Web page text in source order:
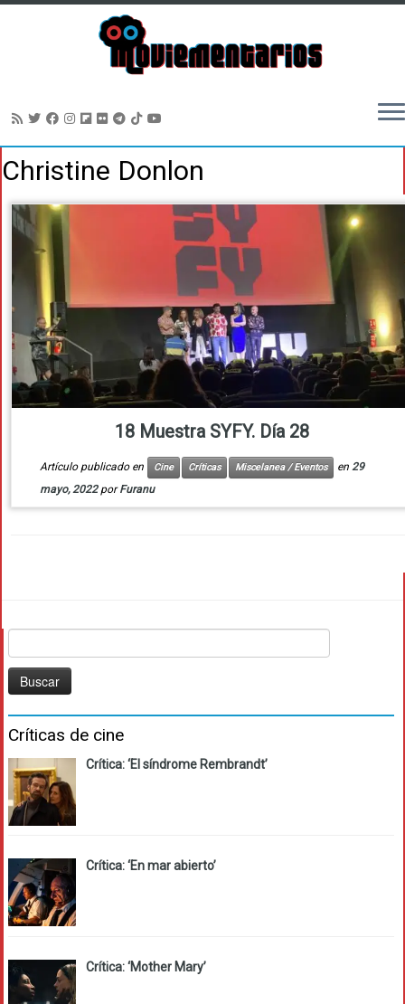
Saltar
alChristine Donlon
18 Muestra SYFY. Día 28
Artículo publicado en Cine Críticas Miscelanea / Eventos en 29
mayo, 2022 porFuranu
Críticas de cine
Crítica: ‘El síndrome Rembrandt’
Crítica: ‘En mar abierto’
Crítica: ‘Mother Mary’